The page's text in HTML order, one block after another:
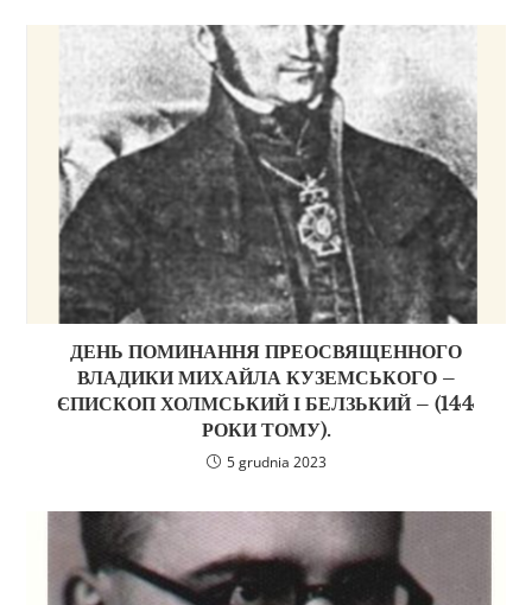
ДЕНЬ ПОМИНАННЯ ПРЕОСВЯЩЕННОГО
ВЛАДИКИ МИХАЙЛА КУЗЕМСЬКОГО –
ЄПИСКОП ХОЛМСЬКИЙ І БЕЛЗЬКИЙ – (144
РОКИ ТОМУ).
5 grudnia 2023